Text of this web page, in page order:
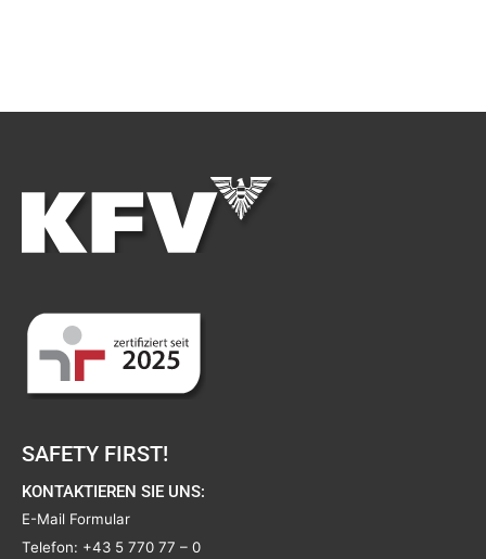
SAFETY FIRST!
KONTAKTIEREN SIE UNS:
E-Mail Formular
Telefon: +43 5 770 77 – 0